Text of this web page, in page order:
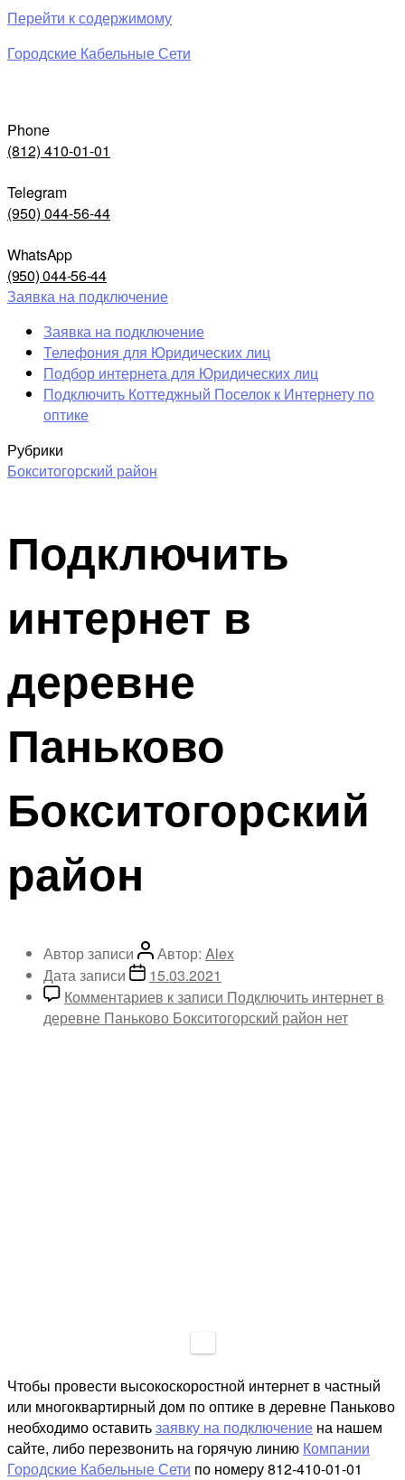
Перейти к содержимому
Городские Кабельные Сети
Phone
(812) 410-01-01
Telegram
(950) 044-56-44
WhatsApp
(950) 044-56-44
Заявка на подключение
Заявка на подключение
Телефония для Юридических лиц
Подбор интернета для Юридических лиц
Подключить Коттеджный Поселок к Интернету по
оптике
Рубрики
Бокситогорский район
Подключить
интернет в
деревне
Паньково
Бокситогорский
район
Автор записи Автор: Alex
Дата записи
15.03.2021
Комментариев к записи Подключить интернет в
деревне Паньково Бокситогорский район нет
Чтобы провести высокоскоростной интернет в частный
или многоквартирный дом по оптике в деревне Паньково
необходимо оставитьзаявку на подключение на нашем
сайте, либо перезвонить на горячую линию Компании
Городские Кабельные Сети по номеру 812-410-01-01